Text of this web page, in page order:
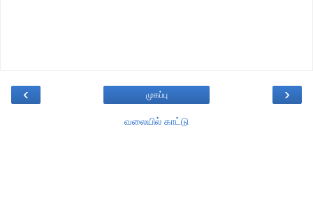
‹ ›
முகப்பு
வலையில் காட்டு